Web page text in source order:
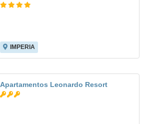
IMPERIA
Apartamentos Leonardo Resort